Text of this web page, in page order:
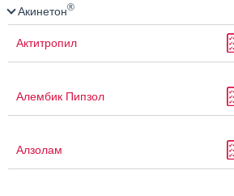
Акинетон®
Актитропил
Алембик Пипзол
Алзолам